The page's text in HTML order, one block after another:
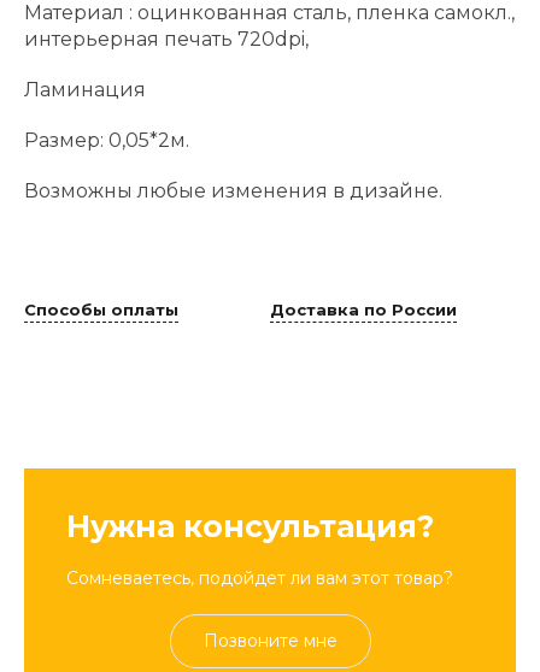
Материал : оцинкованная сталь, пленка самокл.,
интерьерная печать 720dpi,
Ламинация
Размер: 0,05*2м.
Возможны любые изменения в дизайне.
Способы оплаты Доставка по России
Нужна консультация?
Сомневаетесь, подойдет ли вам этот товар?
Позвоните мне